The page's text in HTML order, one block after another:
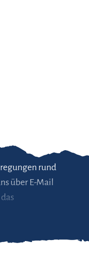
rund
über E-Mail